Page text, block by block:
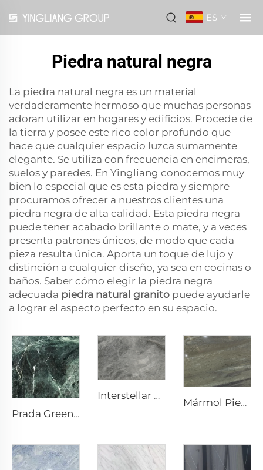
ES
Piedra natural negra
La piedra natural negra es un material
verdaderamente hermoso que muchas personas
adoran utilizar en hogares y edificios. Procede de
la tierra y posee este rico color profundo que
hace que cualquier espacio luzca sumamente
elegante. Se utiliza con frecuencia en encimeras,
suelos y paredes. En Yingliang conocemos muy
bien lo especial que es esta piedra y siempre
procuramos ofrecer a nuestros clientes una
piedra negra de alta calidad. Esta piedra negra
puede tener acabado brillante o mate, y a veces
presenta patrones únicos, de modo que cada
pieza resulta única. Aporta un toque de lujo y
distinción a cualquier diseño, ya sea en cocinas o
baños. Saber cómo elegir la piedra negra
adecuada piedra natural granito puede ayudarle
a lograr el aspecto perfecto en su espacio.
Prada Green Verde Piedra Natural Mármol con Vetas y Patrón Blancos
Interstellar Grey Gris Piedra Natural Mármol con Textura Moteada y Punteados Plateado-Gris
Mármol Piedra Natural Super Verde